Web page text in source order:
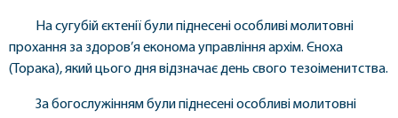
На сугубій єктенії були піднесені особливі молитовні
прохання за здоров’я економа управління архім. Єноха
(Торака), який цього дня відзначає день свого тезоіменитства.
За богослужінням були піднесені особливі молитовні